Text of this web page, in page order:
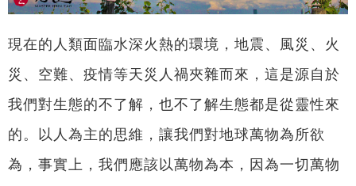
現在的人類面臨水深火熱的環境，地震、風災、火
災、空難、疫情等天災人禍夾雜而來，這是源自於
我們對生態的不了解，也不了解生態都是從靈性來
的。以人為主的思維，讓我們對地球萬物為所欲
為，事實上，我們應該以萬物為本，因為一切萬物